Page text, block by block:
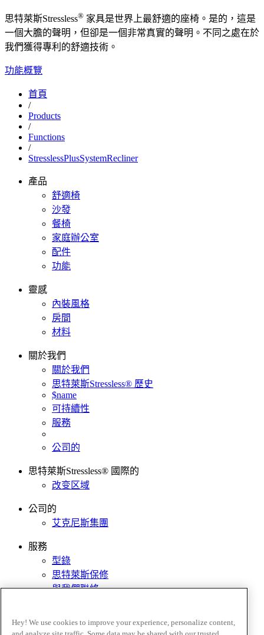
思特萊斯Stressless® 家具是世界上最舒適的座椅。是的，這是
一個大膽的聲明，但卻是一個非常真實的聲明。不同之處在於
我們獲得專利的舒適技術。
功能概覽
首頁
/
Products
/
Functions
/
StresslessPlusSystemRecliner
產品
舒適椅
沙發
餐椅
家庭辦公室
配件
功能
靈感
內裝風格
房間
材料
關於我們
關於我們
思特萊斯Stressless® 歷史
$name
可持續性
服務
公司的
思特萊斯Stressless® 國際的
改变区域
公司的
艾克尼斯集團
服務
型錄
思特萊斯保修
與我們聯絡
組裝說明
Care section
Hey! We use cookies to improve your experience, personalize content,